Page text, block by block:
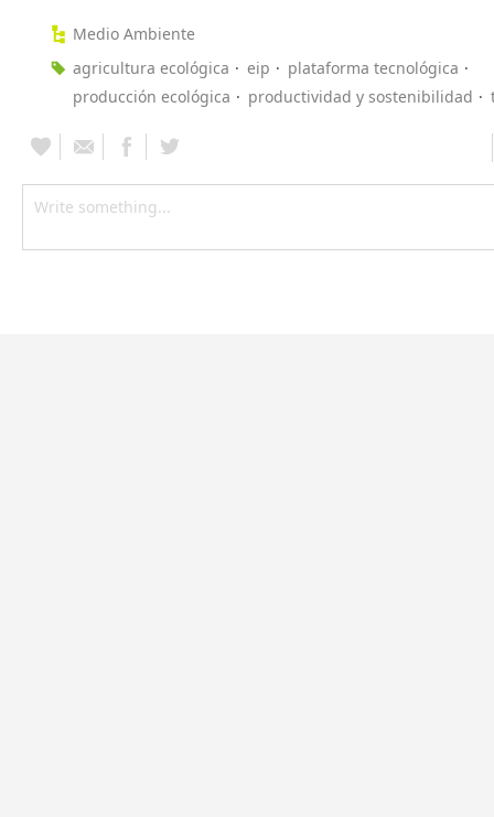
Medio Ambiente
agricultura ecológica
eip
plataforma tecnológica
producción ecológica
productividad y sostenibilidad